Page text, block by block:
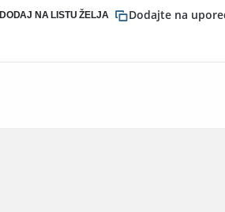
DODAJ NA LISTU ŽELJA Dodajte na